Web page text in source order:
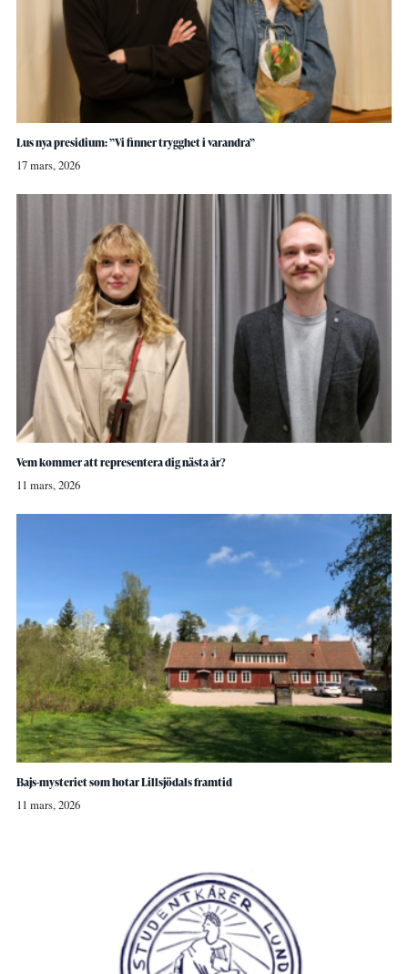
Lus nya presidium: ”Vi finner trygghet i varandra”
17 mars, 2026
Vem kommer att representera dig nästa år?
11 mars, 2026
Bajs-mysteriet som hotar Lillsjödals framtid
11 mars, 2026